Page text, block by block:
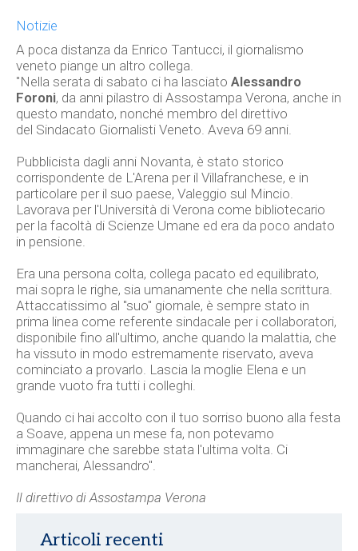
Notizie
A poca distanza da Enrico Tantucci, il giornalismo
veneto piange un altro collega.
"Nella serata di sabato ci ha lasciato Alessandro
Foroni, da anni pilastro di Assostampa Verona, anche in
questo mandato, nonché membro del direttivo
del Sindacato Giornalisti Veneto. Aveva 69 anni.
Pubblicista dagli anni Novanta, è stato storico
corrispondente de L'Arena per il Villafranchese, e in
particolare per il suo paese, Valeggio sul Mincio.
Lavorava per l'Università di Verona come bibliotecario
per la facoltà di Scienze Umane ed era da poco andato
in pensione.
Era una persona colta, collega pacato ed equilibrato,
mai sopra le righe, sia umanamente che nella scrittura.
Attaccatissimo al "suo" giornale, è sempre stato in
prima linea come referente sindacale per i collaboratori,
disponibile fino all'ultimo, anche quando la malattia, che
ha vissuto in modo estremamente riservato, aveva
cominciato a provarlo. Lascia la moglie Elena e un
grande vuoto fra tutti i colleghi.
Quando ci hai accolto con il tuo sorriso buono alla festa
a Soave, appena un mese fa, non potevamo
immaginare che sarebbe stata l'ultima volta. Ci
mancherai, Alessandro".
Il direttivo di Assostampa Verona
Articoli recenti